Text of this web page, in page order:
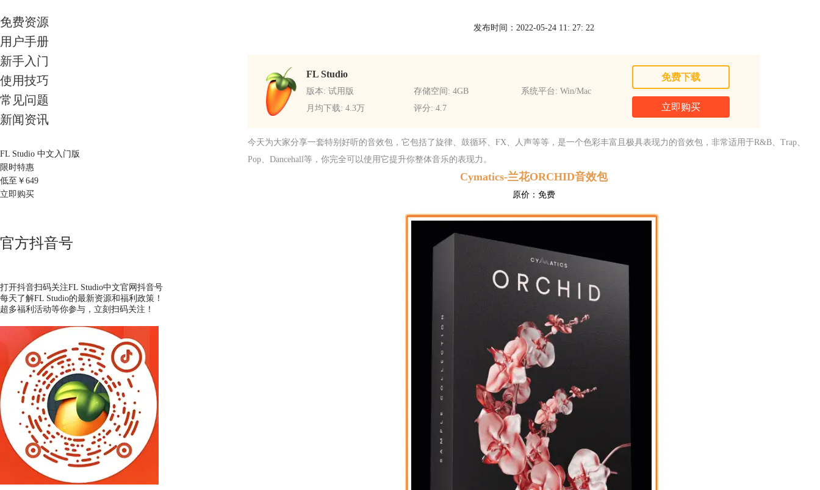
免费资源
用户手册
新手入门
使用技巧
常见问题
新闻资讯
FL Studio 中文入门版
限时特惠
低至￥ 649
立即购买
官方抖音号
打开抖音扫码关注FL Studio中文官网抖音号
每天了解FL Studio的最新资源和福利政策！
超多福利活动等你参与，立刻扫码关注！
发布时间：2022-05-24 11: 27: 22
FL Studio
版本: 试用版 存储空间: 4GB
系统平台: Win/Mac
月均下载: 4.3万
评分: 4.7
免费下载
立即购买
今天为大家分享一套特别好听的音效包，它包括了旋律、鼓循环、FX、人声等等，是一个色彩丰富且极具表现力的音效包，非常适用于R&B、Trap、
Pop、Dancehall等，你完全可以使用它提升你整体音乐的表现力。
Cymatics-兰花ORCHID音效包
原价：免费